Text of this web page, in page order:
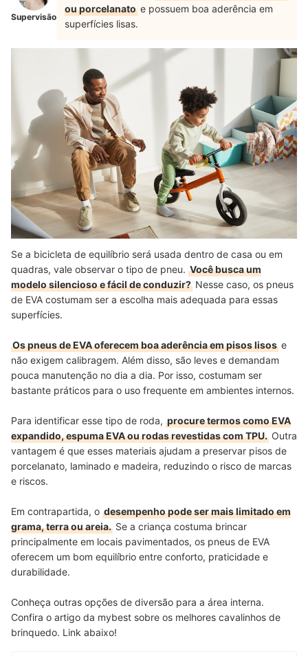
Supervisão
ou porcelanato e possuem boa aderência em
superfícies lisas.
Se a bicicleta de equilíbrio será usada dentro de casa ou em
quadras, vale observar o tipo de pneu. Você busca um
modelo silencioso e fácil de conduzir? Nesse caso, os pneus
de EVA costumam ser a escolha mais adequada para essas
superfícies.
Os pneus de EVA oferecem boa aderência em pisos lisos e
não exigem calibragem. Além disso, são leves e demandam
pouca manutenção no dia a dia. Por isso, costumam ser
bastante práticos para o uso frequente em ambientes internos.
Para identificar esse tipo de roda, procure termos como EVA
expandido, espuma EVA ou rodas revestidas com TPU. Outra
vantagem é que esses materiais ajudam a preservar pisos de
porcelanato, laminado e madeira, reduzindo o risco de marcas
e riscos.
Em contrapartida, o desempenho pode ser mais limitado em
grama, terra ou areia. Se a criança costuma brincar
principalmente em locais pavimentados, os pneus de EVA
oferecem um bom equilíbrio entre conforto, praticidade e
durabilidade.
Conheça outras opções de diversão para a área interna.
Confira o artigo da mybest sobre os melhores cavalinhos de
brinquedo. Link abaixo!